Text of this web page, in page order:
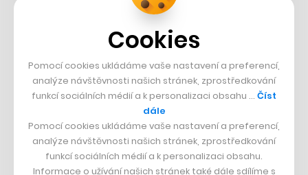
Boční projekt, co se zvrtnul
Francouzský šéfkuchař na Šumavě
Dva golfisti, co pečou
DESIGN
Originální hodinky
Nábytek z betonu
Cookies
Pomocí cookies ukládáme vaše nastavení a preferencí,
analýze návštěvnosti našich stránek, zprostředkování
funkcí sociálních médií a k personalizaci obsahu … Číst
dále
Pomocí cookies ukládáme vaše nastavení a preferencí,
analýze návštěvnosti našich stránek, zprostředkování
funkcí sociálních médií a k personalizaci obsahu.
Informace o užívání našich stránek také dále sdílíme s